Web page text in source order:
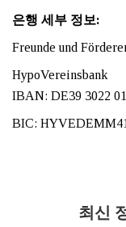
은행 세부 정보:
Freunde und
HypoVereinsbank
IBAN: DE39 3022
BIC:
최신